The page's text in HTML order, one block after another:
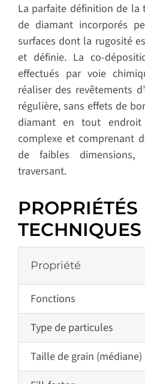
La parfaite définition de la
de diamant incorporés
surfaces dont la rugosité
et définie. La co-
effectués par voie
réaliser des revêtements
régulière, sans effets de
diamant en tout endroit
complexe et comprenant
de faibles dimensions,
traversant.
PROPRIÉTÉS
TECHNIQUES
Propriété
Fonctions
Type de particules
Taille de grain (médiane)